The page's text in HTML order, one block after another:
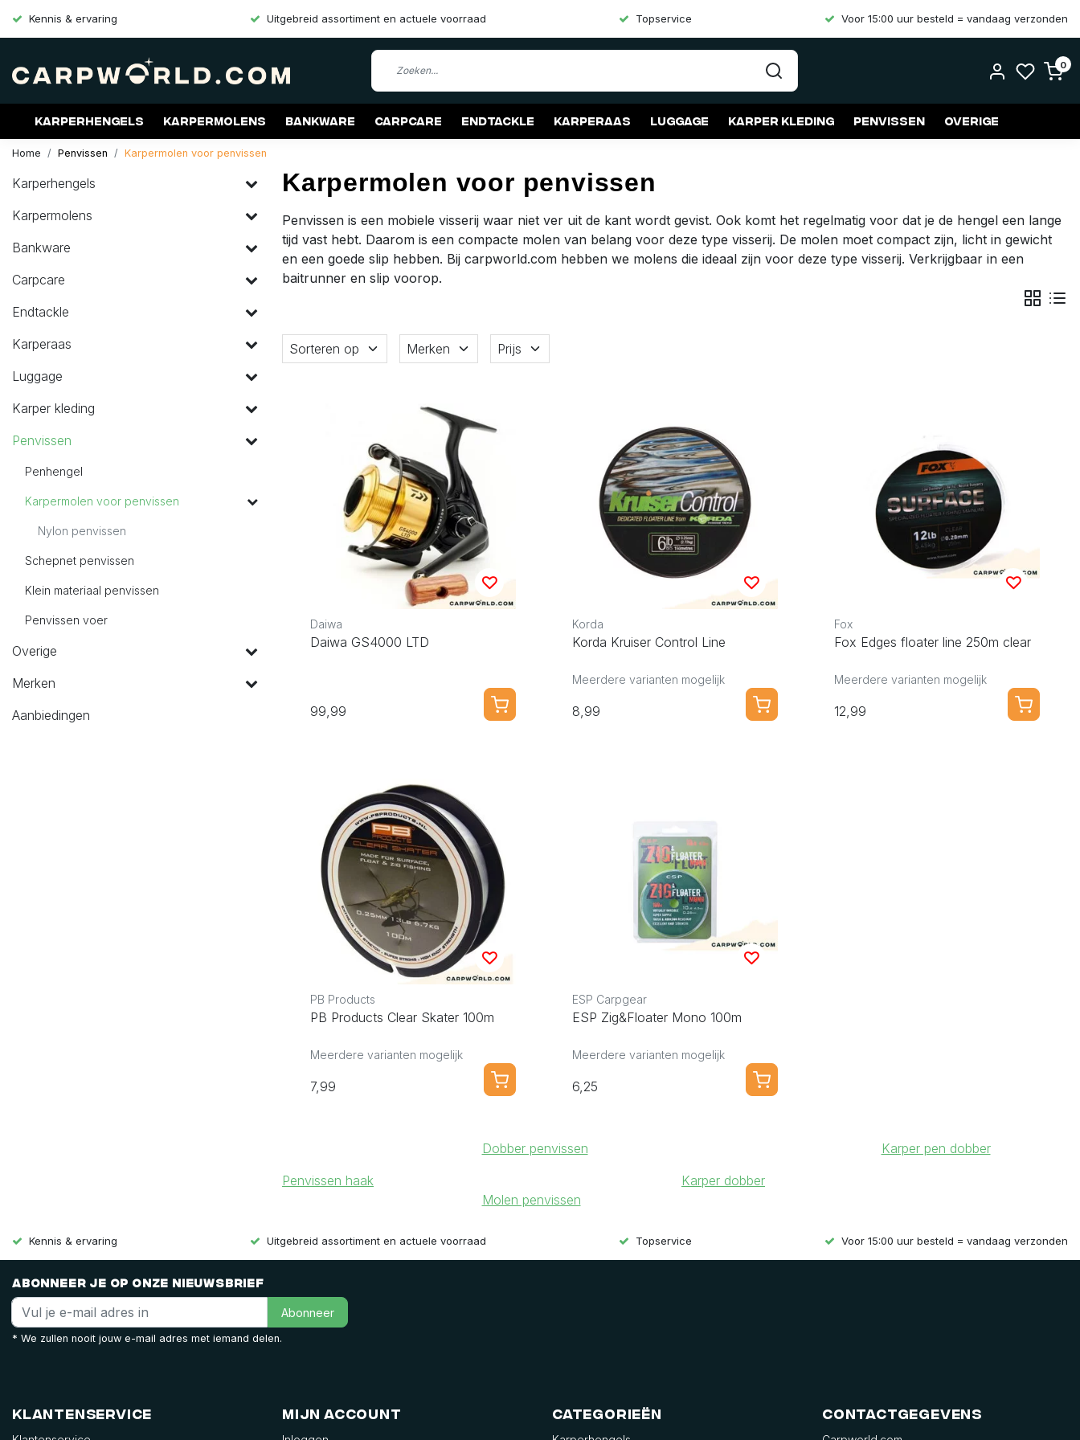
Kennis & ervaring Uitgebreid assortiment en actuele voorraad Topservice Voor 15:00 uur besteld = vandaag verzonden
0
Karperhengels Karpermolens Bankware Carpcare Endtackle Karperaas Luggage Karper kleding Penvissen Overige
Merken Aanbiedingen Gift Cards
Home Penvissen Karpermolen voor penvissen
Karperhengels
Karpermolens
Bankware
Carpcare
Endtackle
Karperaas
Luggage
Karper kleding
Penvissen
Penhengel
Karpermolen voor penvissen
Nylon penvissen
Schepnet penvissen
Klein materiaal penvissen
Penvissen voer
Overige
Merken
Aanbiedingen
Karpermolen voor penvissen
Penvissen is een mobiele visserij waar niet ver uit de kant wordt gevist. Ook komt het regelmatig voor dat je de hengel een lange
tijd vast hebt. Daarom is een compacte molen van belang voor deze type visserij. De molen moet compact zijn, licht in gewicht
en een goede slip hebben. Bij carpworld.com hebben we molens die ideaal zijn voor deze type visserij. Verkrijgbaar in een
baitrunner en slip voorop.
Sorteren op Merken Prijs
Daiwa
Daiwa GS4000 LTD
99,99
Korda
Korda Kruiser Control Line
Meerdere varianten mogelijk
8,99
Fox
Fox Edges floater line 250m clear
Meerdere varianten mogelijk
12,99
PB Products
PB Products Clear Skater 100m
Meerdere varianten mogelijk
7,99
ESP Carpgear
ESP Zig&Floater Mono 100m
Meerdere varianten mogelijk
6,25
Penvissen haak
Dobber penvissen
Molen penvissen
Karper dobber
Karper pen dobber
Kennis & ervaring Uitgebreid assortiment en actuele voorraad Topservice Voor 15:00 uur besteld = vandaag verzonden
Abonneer je op onze nieuwsbrief
Abonneer
* We zullen nooit jouw e-mail adres met iemand delen.
Klantenservice Mijn account Categorieën Contactgegevens